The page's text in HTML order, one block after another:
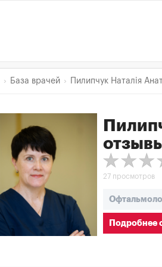
База врачей Пилипчук Наталія
27 просмотров
Подробнее